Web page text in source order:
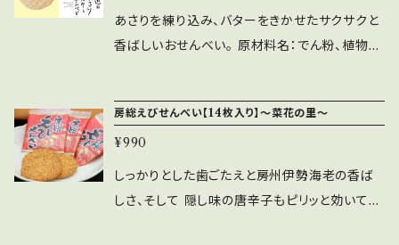
な原材料で作っています。 パッケージサイズ：タ
テ10cm×ヨコ10cm×高さ10cmの立方体 内容
あさりを練り込み、バターをきかせたサクサクと
香ばしいおせんべい。 原材料名：でん粉、植物油
加水分解物（豚肉・鶏肉を含む）、ブドウ糖、ホエ
イパウダー（乳成分を含む）、魚介エキス（かに・
さば・ゼラチンを含む）、バターパウダー / 加
工でん粉、調味料（アミノ酸等）、膨張剤、甘味料
房総えびせんべい【14枚入り】～菜花の里～
¥990
しっかりとした歯ごたえと房州伊勢海老の香ば
しさ、そして 隠し味の唐辛子もピリッと効いてお